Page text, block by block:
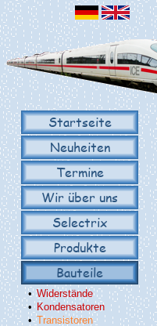
Startseite
Neuheiten
Termine
Wir über uns
Selectrix
Produkte
Bauteile
• Widerstände
• Kondensatoren
•Transistoren